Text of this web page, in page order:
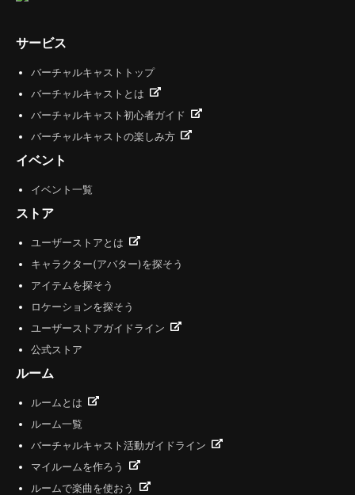
サービス
バーチャルキャストトップ
バーチャルキャストとは
バーチャルキャスト初心者ガイド
バーチャルキャストの楽しみ方
イベント
イベント一覧
ストア
ユーザーストアとは
キャラクター(アバター)を探そう
アイテムを探そう
ロケーションを探そう
ユーザーストアガイドライン
公式ストア
ルーム
ルームとは
ルーム一覧
バーチャルキャスト活動ガイドライン
マイルームを作ろう
ルームで楽曲を使おう